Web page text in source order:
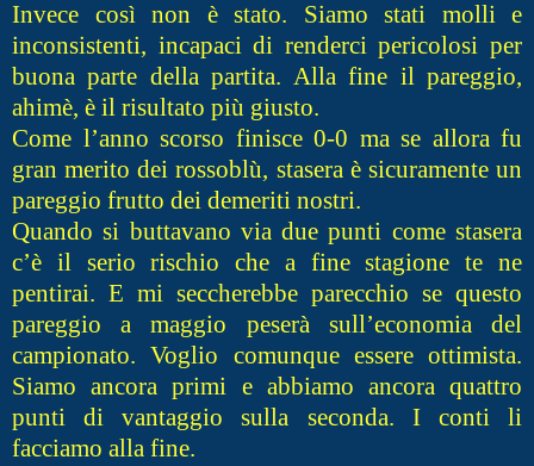
Invece così non è stato. Siamo stati molli e
inconsistenti, incapaci di renderci pericolosi per
buona parte della partita. Alla fine il pareggio,
ahimè, è il risultato più giusto.
Come l’anno scorso finisce 0-0 ma se allora fu
gran merito dei rossoblù, stasera è sicuramente un
pareggio frutto dei demeriti nostri.
Quando si buttavano via due punti come stasera
c’è il serio rischio che a fine stagione te ne
pentirai. E mi seccherebbe parecchio se questo
pareggio a maggio peserà sull’economia del
campionato. Voglio comunque essere ottimista.
Siamo ancora primi e abbiamo ancora quattro
punti di vantaggio sulla seconda. I conti li
facciamo alla fine.